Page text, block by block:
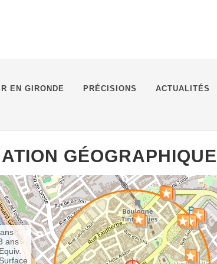
EN GIRONDE PRÉCISIONS ACTUALITÉS
GÉOGRAPHIQUE
ans